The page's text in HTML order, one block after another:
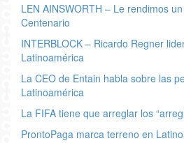
LEN AINSWORTH – Le rendimos
Centenario
INTERBLOCK – Ricardo Regner
Latinoamérica
La CEO de Entain habla sobre las
Latinoamérica
La FIFA tiene que arreglar los
ProntoPaga marca terreno en